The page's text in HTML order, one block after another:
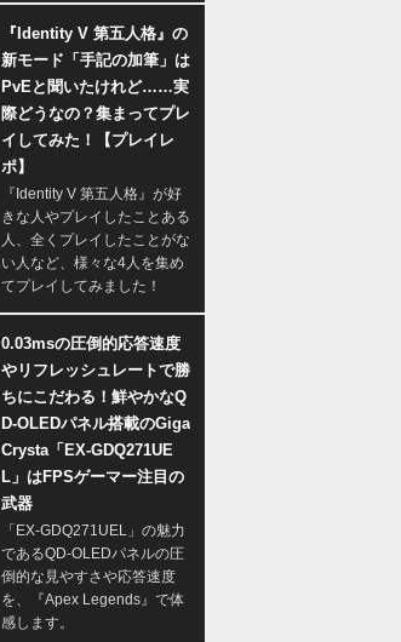
『Identity V 第五人格』の
新モード「手記の加筆」は
PvEと聞いたけれど……実
際どうなの？集まってプレ
イしてみた！【プレイレ
ポ】
『Identity V 第五人格』が好
きな人やプレイしたことある
人、全くプレイしたことがな
い人など、様々な4人を集め
てプレイしてみました！
0.03msの圧倒的応答速度
やリフレッシュレートで勝
ちにこだわる！鮮やかなQ
D-OLEDパネル搭載のGiga
Crysta「EX-GDQ271UE
L」はFPSゲーマー注目の
武器
「EX-GDQ271UEL」の魅力
であるQD-OLEDパネルの圧
倒的な見やすさや応答速度
を、『Apex Legends』で体
感します。